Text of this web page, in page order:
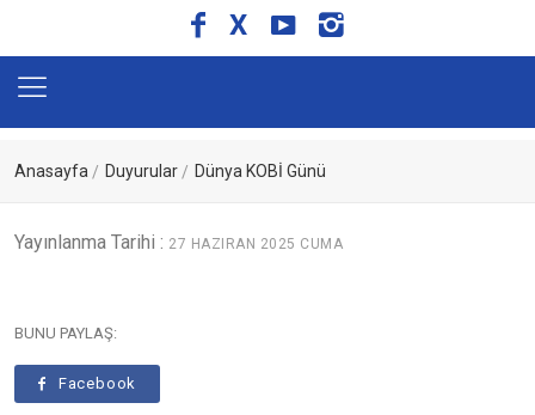
X
Anasayfa Duyurular Dünya KOBİ Günü
Yayınlanma Tarihi : 27 HAZIRAN 2025 CUMA
BUNU PAYLAŞ:
Facebook